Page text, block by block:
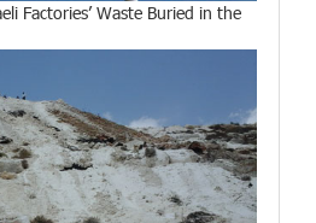
Factories’ Waste Buried in the